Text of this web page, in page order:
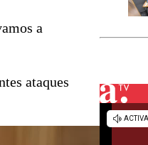
a
ataques